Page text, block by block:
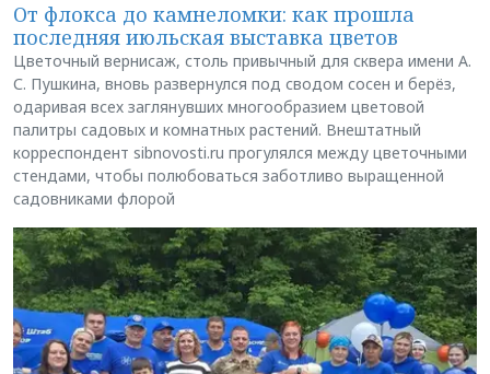
От флокса до камнеломки: как прошла
последняя июльская выставка цветов
Цветочный вернисаж, столь привычный для сквера имени А.
С. Пушкина, вновь развернулся под сводом сосен и берёз,
одаривая всех заглянувших многообразием цветовой
палитры садовых и комнатных растений. Внештатный
корреспондент sibnovosti.ru прогулялся между цветочными
стендами, чтобы полюбоваться заботливо выращенной
садовниками флорой